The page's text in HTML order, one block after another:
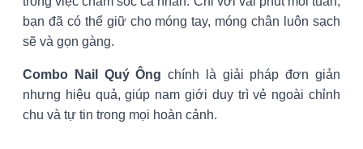
bạn đã có thể giữ cho móng tay, móng chân luôn sạch
sẽ và gọn gàng.
Combo Nail Quý Ông chính là giải pháp đơn giản
nhưng hiệu quả, giúp nam giới duy trì vẻ ngoài chỉnh
chu và tự tin trong mọi hoàn cảnh.